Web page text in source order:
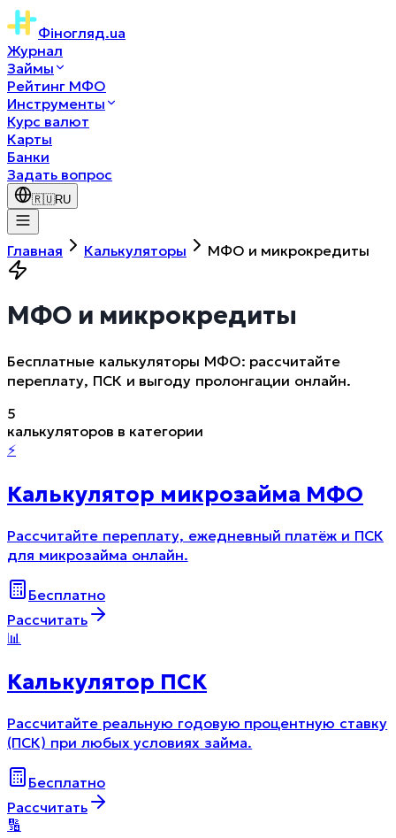
Фіногляд.ua
Журнал
Займы
Рейтинг МФО
Инструменты
Курс валют
Карты
Банки
Задать вопрос
🇷🇺RU
Главная Калькуляторы МФО и микрокредиты
МФО и микрокредиты
Бесплатные калькуляторы МФО: рассчитайте
переплату, ПСК и выгоду пролонгации онлайн.
5
калькуляторов в категории
⚡
Калькулятор микрозайма МФО
Рассчитайте переплату, ежедневный платёж и ПСК
для микрозайма онлайн.
Бесплатно
Рассчитать
📊
Калькулятор ПСК
Рассчитайте реальную годовую процентную ставку
(ПСК) при любых условиях займа.
Бесплатно
Рассчитать
🔢